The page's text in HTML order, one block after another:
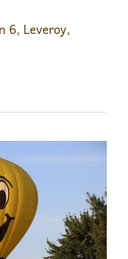
6, Leveroy,